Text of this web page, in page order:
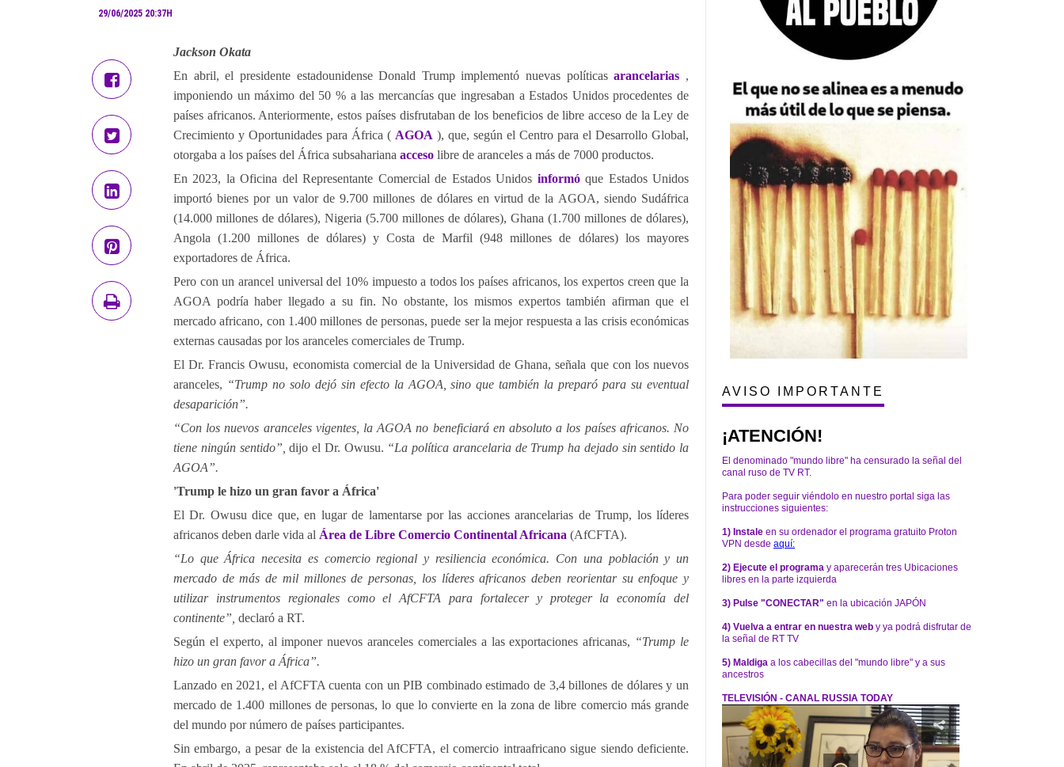
29/06/2025 20:37H
Jackson Okata
En abril, el presidente estadounidense Donald Trump implementó nuevas políticasarancelarias ,
imponiendo un máximo del 50 % a las mercancías que ingresaban a Estados Unidos procedentes de
países africanos. Anteriormente, estos países disfrutaban de los beneficios de libre acceso de la Ley de
Crecimiento y Oportunidades para África ( AGOA ), que, según el Centro para el Desarrollo Global,
otorgaba a los países del África subsahariana acceso libre de aranceles a más de 7000 productos.
En 2023, la Oficina del Representante Comercial de Estados Unidos informóque Estados Unidos
importó bienes por un valor de 9.700 millones de dólares en virtud de la AGOA, siendo Sudáfrica
(14.000 millones de dólares), Nigeria (5.700 millones de dólares), Ghana (1.700 millones de dólares),
Angola (1.200 millones de dólares) y Costa de Marfil (948 millones de dólares) los mayores
exportadores de África.
Pero con un arancel universal del 10% impuesto a todos los países africanos, los expertos creen que la
AGOA podría haber llegado a su fin. No obstante, los mismos expertos también afirman que el
mercado africano, con 1.400 millones de personas, puede ser la mejor respuesta a las crisis económicas
externas causadas por los aranceles comerciales de Trump.
El Dr. Francis Owusu, economista comercial de la Universidad de Ghana, señala que con los nuevos
aranceles, “Trump no solo dejó sin efecto la AGOA, sino que también la preparó para su eventual
desaparición”.
“Con los nuevos aranceles vigentes, la AGOA no beneficiará en absoluto a los países africanos. No
tiene ningún sentido”, dijo el Dr. Owusu. “La política arancelaria de Trump ha dejado sin sentido la
AGOA”.
'Trump le hizo un gran favor a África'
El Dr. Owusu dice que, en lugar de lamentarse por las acciones arancelarias de Trump, los líderes
africanos deben darle vida al Área de Libre Comercio Continental Africana (AfCFTA).
“Lo que África necesita es comercio regional y resiliencia económica. Con una población y un
mercado de más de mil millones de personas, los líderes africanos deben reorientar su enfoque y
utilizar instrumentos regionales como el AfCFTA para fortalecer y proteger la economía del
continente”, declaró a RT.
Según el experto, al imponer nuevos aranceles comerciales a las exportaciones africanas, “Trump le
hizo un gran favor a África”.
Lanzado en 2021, el AfCFTA cuenta con un PIB combinado estimado de 3,4 billones de dólares y un
mercado de 1.400 millones de personas, lo que lo convierte en la zona de libre comercio más grande
del mundo por número de países participantes.
Sin embargo, a pesar de la existencia del AfCFTA, el comercio intraafricano sigue siendo deficiente.
AVISO IMPORTANTE
¡ATENCIÓN!
El denominado "mundo libre" ha censurado la señal del
canal ruso de TV RT.
Para poder seguir viéndolo en nuestro portal siga las
instrucciones siguientes:
1) Instale en su ordenador el programa gratuito Proton
VPN desde aquí:
2) Ejecute el programa y aparecerán tres Ubicaciones
libres en la parte izquierda
3) Pulse "CONECTAR" en la ubicación JAPÓN
4) Vuelva a entrar en nuestra web y ya podrá disfrutar de
la señal de RT TV
5) Maldiga a los cabecillas del "mundo libre" y a sus
ancestros
TELEVISIÓN - CANAL RUSSIA TODAY